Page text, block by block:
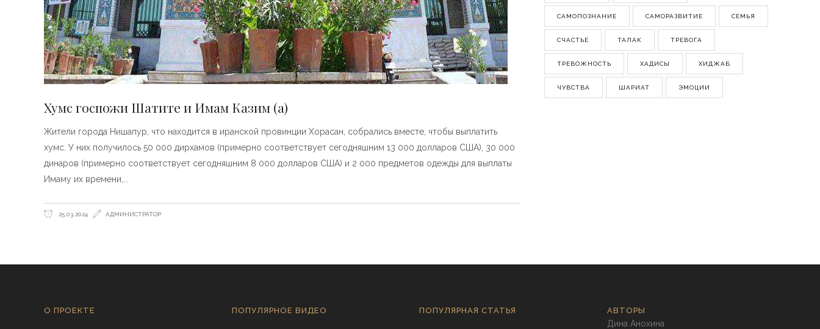
Хумс госпожи Шатите и Имам Казим (а)
Жители города Нишапур, что находится в иранской провинции Хорасан, собрались вместе, чтобы выплатить
хумс. У них получилось 50 000 дирхамов (примерно соответствует сегодняшним 13 000 долларов США), 30 000
динаров (примерно соответствует сегодняшним 8 000 долларов США) и 2 000 предметов одежды для выплаты
Имаму их времени,
25.03.2024 АДМИНИСТРАТОР
САМОПОЗНАНИЕ САМОРАЗВИТИЕ СЕМЬЯ
СЧАСТЬЕ ТАЛАК ТРЕВОГА
ТРЕВОЖНОСТЬ ХАДИСЫ ХИДЖАБ
ЧУВСТВА ШАРИАТ ЭМОЦИИ
О ПРОЕКТЕ ПОПУЛЯРНОЕ ВИДЕО ПОПУЛЯРНАЯ СТАТЬЯ АВТОРЫ
Дина Анохина